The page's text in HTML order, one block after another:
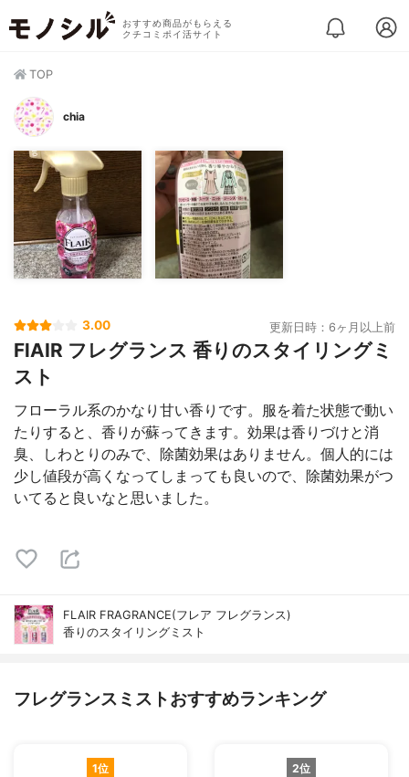
おすすめ商品がもらえる
クチコミポイ活サイト
TOP
chia
3.00 更新日時：6ヶ月以上前
FlAIR フレグランス 香りのスタイリングミ
スト
フローラル系のかなり甘い香りです。服を着た状態で動い
たりすると、香りが蘇ってきます。効果は香りづけと消
臭、しわとりのみで、除菌効果はありません。個人的には
少し値段が高くなってしまっても良いので、除菌効果がつ
いてると良いなと思いました。
FLAIR FRAGRANCE(フレア フレグランス)
香りのスタイリングミスト
フレグランスミストおすすめランキング
1位 2位